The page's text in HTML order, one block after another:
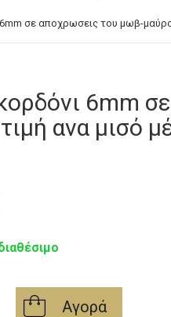
σε αποχρωσεις του μωβ-
6mm
ανα μισό
Αγορά